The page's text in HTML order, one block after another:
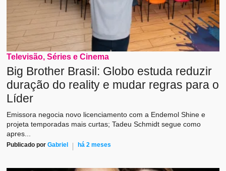
Televisão, Séries e Cinema
Big Brother Brasil: Globo estuda reduzir
duração do reality e mudar regras para o
Líder
Emissora negocia novo licenciamento com a Endemol Shine e
projeta temporadas mais curtas; Tadeu Schmidt segue como
apres...
Publicado porGabriel há 2 meses